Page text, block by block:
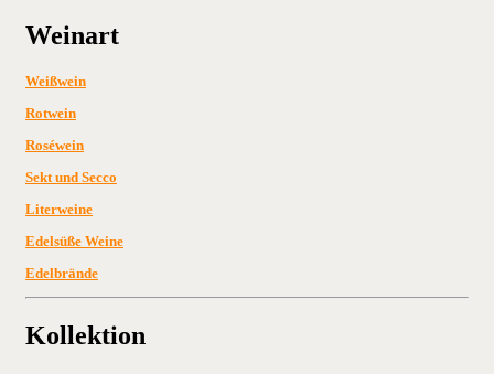
Weinart
Weißwein
Rotwein
Roséwein
Sekt und Secco
Literweine
Edelsüße Weine
Edelbrände
Kollektion